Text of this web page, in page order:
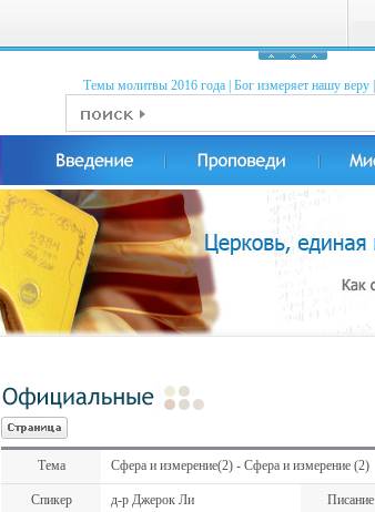
Темы молитвы 2016 годa Бог измеряет нашу веру
Тема Сфера и измерение(2) - Сфера и измерение (2)
Спикер д-р Джерок Ли Писание